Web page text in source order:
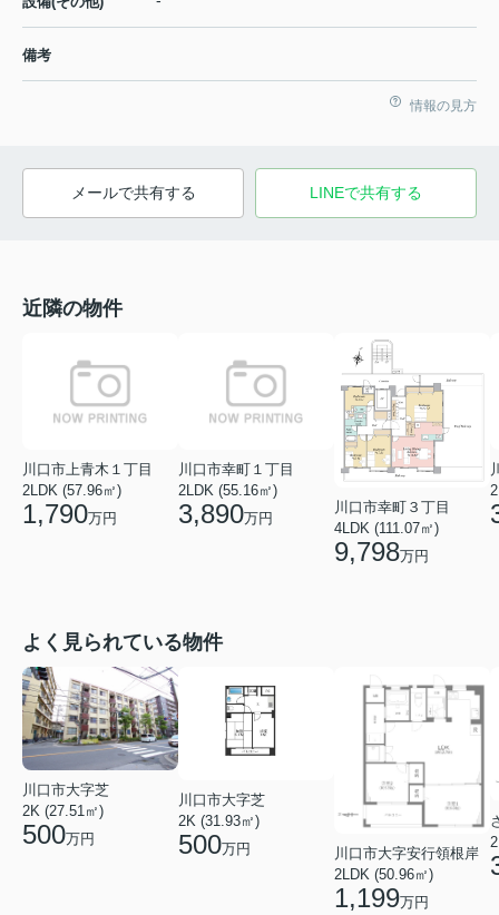
備考
情報の見方
メールで共有する LINEで共有する
近隣の物件
川口市上青木１丁目
2LDK (57.96㎡)
1,790万円
川口市幸町１丁目
2LDK (55.16㎡)
3,890万円
川口市幸町３丁目
4LDK (111.07㎡)
9,798万円
よく見られている物件
川口市大字芝
2K (27.51㎡)
500万円
川口市大字芝
2K (31.93㎡)
500万円
川口市大字安行領根岸
2LDK (50.96㎡)
1,199万円